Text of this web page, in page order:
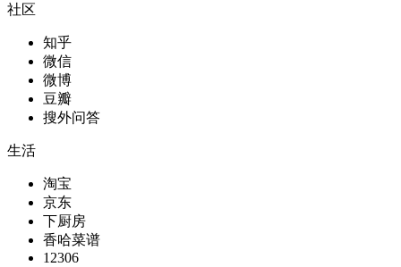
社区
知乎
微信
微博
豆瓣
搜外问答
生活
淘宝
京东
下厨房
香哈菜谱
12306